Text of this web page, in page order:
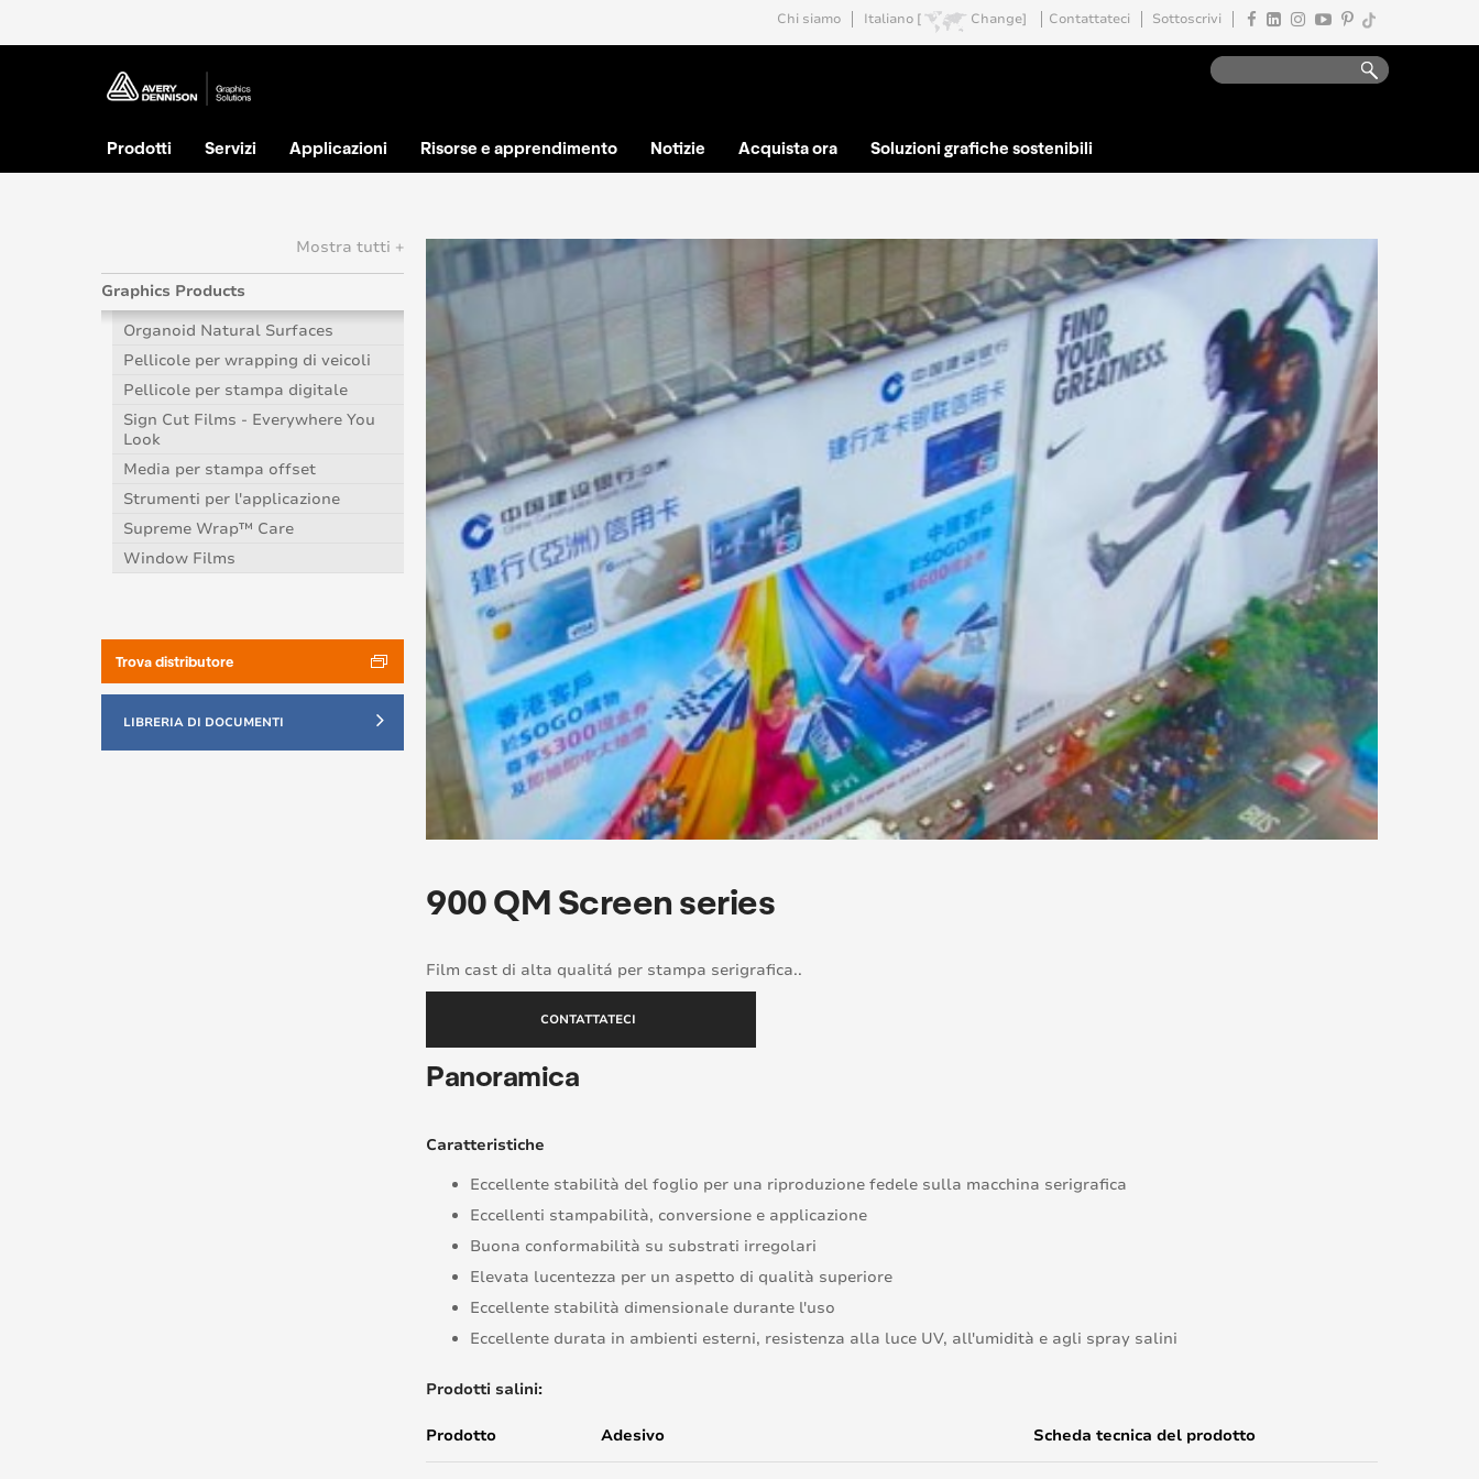
Chi siamo Italiano [ Change] Contattateci Sottoscrivi
Prodotti Servizi Applicazioni Risorse e apprendimento Notizie Acquista ora Soluzioni grafiche sostenibili
900 QM Screen series
Film cast di alta qualitá per stampa serigrafica..
CONTATTATECI
Panoramica
Caratteristiche
Eccellente stabilità del foglio per una riproduzione fedele sulla macchina serigrafica
Eccellenti stampabilità, conversione e applicazione
Buona conformabilità su substrati irregolari
Elevata lucentezza per un aspetto di qualità superiore
Eccellente stabilità dimensionale durante l'uso
Eccellente durata in ambienti esterni, resistenza alla luce UV, all'umidità e agli spray salini
Prodotti salini:
Prodotto Adesivo Scheda tecnica del prodotto
Mostra tutti +
Graphics Products
Organoid Natural Surfaces
Pellicole per wrapping di veicoli
Pellicole per stampa digitale
Sign Cut Films - Everywhere You
Look
Media per stampa offset
Strumenti per l'applicazione
Supreme Wrap™ Care
Window Films
Trova distributore
LIBRERIA DI DOCUMENTI